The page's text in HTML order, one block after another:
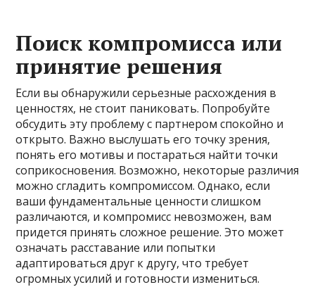
Поиск компромисса или
принятие решения
Если вы обнаружили серьезные расхождения в
ценностях, не стоит паниковать. Попробуйте
обсудить эту проблему с партнером спокойно и
открыто. Важно выслушать его точку зрения,
понять его мотивы и постараться найти точки
соприкосновения. Возможно, некоторые различия
можно сгладить компромиссом. Однако, если
ваши фундаментальные ценности слишком
различаются, и компромисс невозможен, вам
придется принять сложное решение. Это может
означать расставание или попытки
адаптироваться друг к другу, что требует
огромных усилий и готовности измениться.